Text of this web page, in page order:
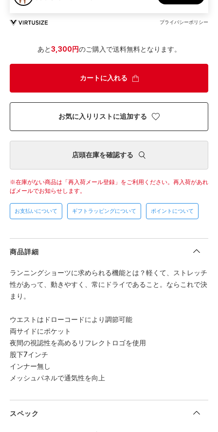
プライバシーポリシー
あと3,300円のご購入で送料無料となります。
カートに入れる
お気に入りリストに追加する
店頭在庫を確認する
在庫がない商品は「再入荷メール登録」をご利用ください。 再入荷があれ
ばメールでお知らせします。
お支払いについて ギフトラッピングについて ポイントについて
商品詳細
ランニングショーツに求められる機能とは？軽くて、ストレッチ
性があって、動きやすく、常にドライであること。ならこれで決
まり。
ウエストはドローコードにより調節可能
両サイドにポケット
夜間の視認性を高めるリフレクトロゴを使用
股下7インチ
インナー無し
メッシュパネルで通気性を向上
スペック